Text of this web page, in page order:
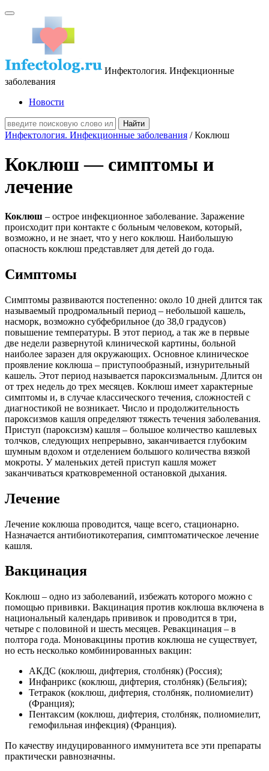
Инфектология. Инфекционные
заболевания
Новости
Инфектология. Инфекционные заболевания / Коклюш
Коклюш — симптомы и
лечение
Коклюш – острое инфекционное заболевание. Заражение
происходит при контакте с больным человеком, который,
возможно, и не знает, что у него коклюш. Наибольшую
опасность коклюш представляет для детей до года.
Симптомы
Симптомы развиваются постепенно: около 10 дней длится так
называемый продромальный период – небольшой кашель,
насморк, возможно субфебрильное (до 38,0 градусов)
повышение температуры. В этот период, а так же в первые
две недели развернутой клинической картины, больной
наиболее заразен для окружающих. Основное клиническое
проявление коклюша – приступообразный, изнурительный
кашель. Этот период называется пароксизмальным. Длится он
от трех недель до трех месяцев. Коклюш имеет характерные
симптомы и, в случае классического течения, сложностей с
диагностикой не возникает. Число и продолжительность
пароксизмов кашля определяют тяжесть течения заболевания.
Приступ (пароксизм) кашля – большое количество кашлевых
толчков, следующих непрерывно, заканчивается глубоким
шумным вдохом и отделением большого количества вязкой
мокроты. У маленьких детей приступ кашля может
заканчиваться кратковременной остановкой дыхания.
Лечение
Лечение коклюша проводится, чаще всего, стационарно.
Назначается антибиотикотерапия, симптоматическое лечение
кашля.
Вакцинация
Коклюш – одно из заболеваний, избежать которого можно с
помощью прививки. Вакцинация против коклюша включена в
национальный календарь прививок и проводится в три,
четыре с половиной и шесть месяцев. Ревакцинация – в
полтора года. Моновакцины против коклюша не существует,
но есть несколько комбинированных вакцин:
АКДС (коклюш, дифтерия, столбняк) (Россия);
Инфанрикс (коклюш, дифтерия, столбняк) (Бельгия);
Тетракок (коклюш, дифтерия, столбняк, полиомиелит)
(Франция);
Пентаксим (коклюш, дифтерия, столбняк, полиомиелит,
гемофильная инфекция) (Франция).
По качеству индуцированного иммунитета все эти препараты
практически равнозначны.